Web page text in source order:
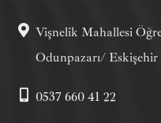
Vişnelik Mahallesi
Odunpazarı/ Eskişehir
0537 660 41 22